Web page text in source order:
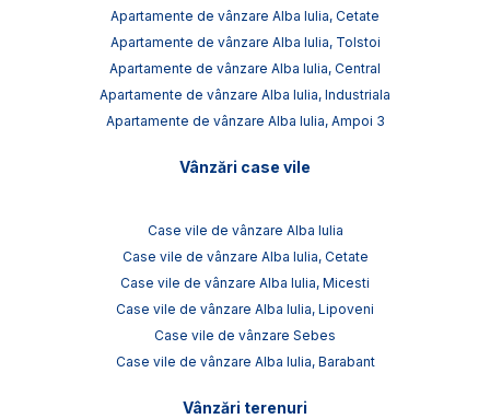
Apartamente de vânzare Alba Iulia, Cetate
Apartamente de vânzare Alba Iulia, Tolstoi
Apartamente de vânzare Alba Iulia, Central
Apartamente de vânzare Alba Iulia, Industriala
Apartamente de vânzare Alba Iulia, Ampoi 3
Vânzări case vile
Case vile de vânzare Alba Iulia
Case vile de vânzare Alba Iulia, Cetate
Case vile de vânzare Alba Iulia, Micesti
Case vile de vânzare Alba Iulia, Lipoveni
Case vile de vânzare Sebes
Case vile de vânzare Alba Iulia, Barabant
Vânzări terenuri